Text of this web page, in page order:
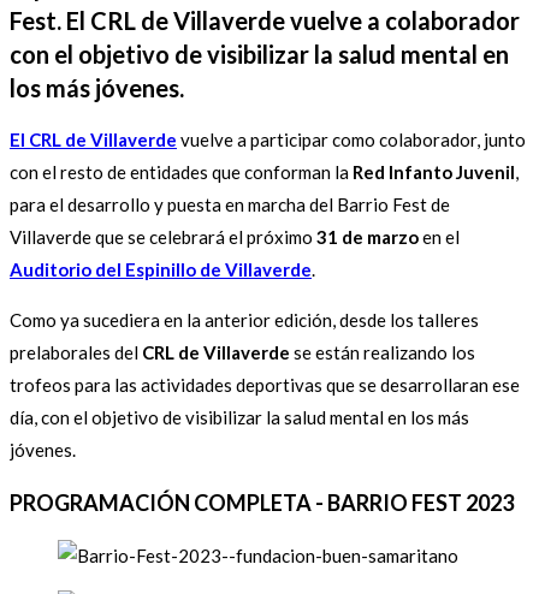
Fest. El CRL de Villaverde vuelve a colaborador
con el objetivo de visibilizar la salud mental en
los más jóvenes.
El CRL de Villaverde vuelve a participar como colaborador, junto
con el resto de entidades que conforman la Red Infanto Juvenil,
para el desarrollo y puesta en marcha del Barrio Fest de
Villaverde que se celebrará el próximo 31 de marzoen el
Auditorio del Espinillo de Villaverde.
Como ya sucediera en la anterior edición, desde los talleres
prelaborales del CRL de Villaverde se están realizando los
trofeos para las actividades deportivas que se desarrollaran ese
día, con el objetivo de visibilizar la salud mental en los más
jóvenes.
PROGRAMACIÓN COMPLETA - BARRIO FEST 2023